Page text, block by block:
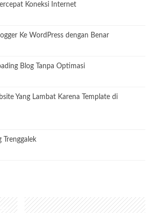
Koneksi Internet
Ke WordPress dengan Benar
Blog Tanpa Optimasi
Yang Lambat Karena Template di
Trenggalek